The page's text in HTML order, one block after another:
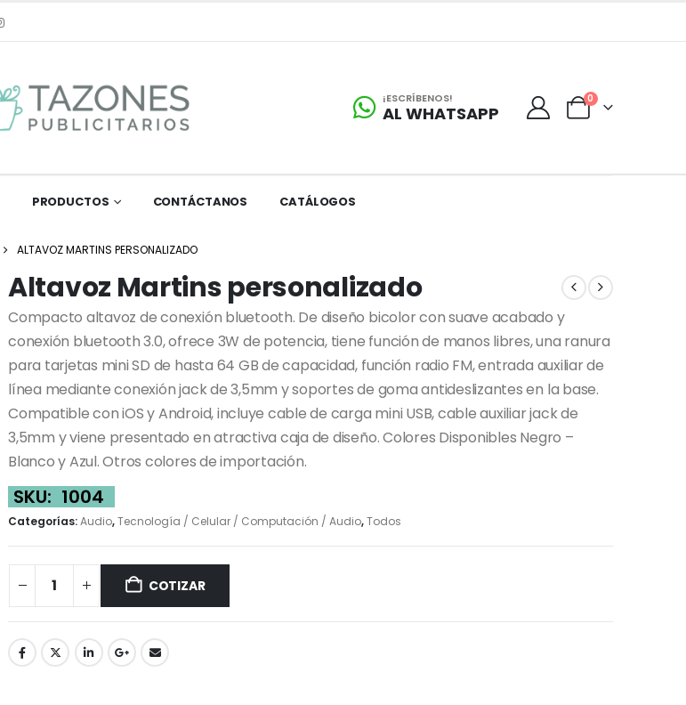
¡ESCRÍBENOS!
AL WHATSAPP
0
PRODUCTOS CONTÁCTANOS CATÁLOGOS
ALTAVOZ MARTINS PERSONALIZADO
Altavoz Martins personalizado
Compacto altavoz de conexión bluetooth. De diseño bicolor con suave acabado y
conexión bluetooth 3.0, ofrece 3W de potencia, tiene función de manos libres, una ranura
para tarjetas mini SD de hasta 64 GB de capacidad, función radio FM, entrada auxiliar de
línea mediante conexión jack de 3,5mm y soportes de goma antideslizantes en la base.
Compatible con iOS y Android, incluye cable de carga mini USB, cable auxiliar jack de
3,5mm y viene presentado en atractiva caja de diseño. Colores Disponibles Negro –
Blanco y Azul. Otros colores de importación.
SKU: 1004
Categorías:Audio,Tecnología / Celular / Computación / Audio,Todos
COTIZAR